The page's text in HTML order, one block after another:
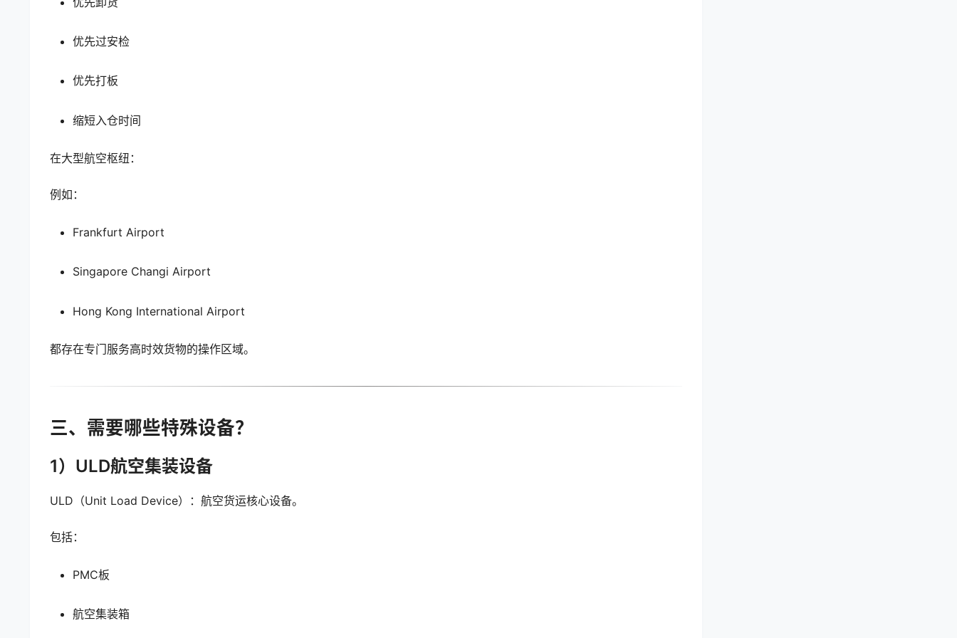
优先过安检
优先打板
缩短入仓时间
在大型航空枢纽：
例如：
Frankfurt Airport
Singapore Changi Airport
Hong Kong International Airport
都存在专门服务高时效货物的操作区域。
三、需要哪些特殊设备？
1）ULD航空集装设备
ULD（Unit Load Device）：航空货运核心设备。
包括：
PMC板
航空集装箱